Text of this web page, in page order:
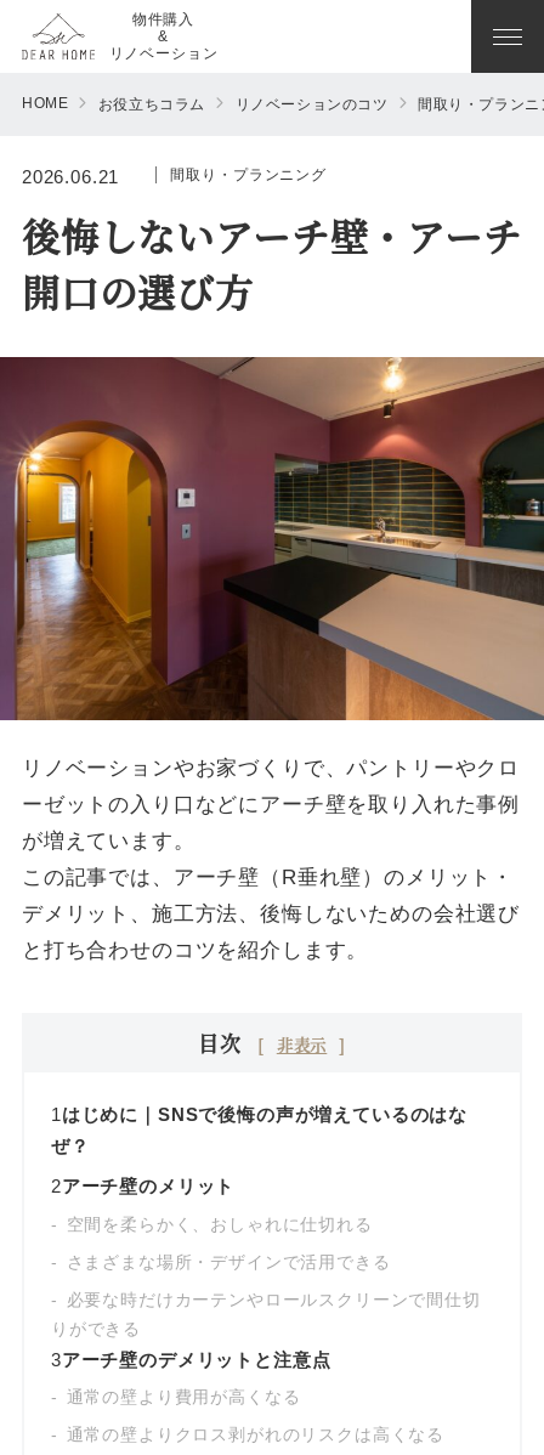
物件購入
&
リノベーション
HOME お役立ちコラム リノベーションのコツ 間取り・プランニ
2026.06.21 間取り・プランニング
後悔しないアーチ壁・アーチ
開口の選び方
リノベーションやお家づくりで、パントリーやクロ
ーゼットの入り口などにアーチ壁を取り入れた事例
が増えています。
この記事では、アーチ壁（R垂れ壁）のメリット・
デメリット、施工方法、後悔しないための会社選び
と打ち合わせのコツを紹介します。
目次 [ 非表示 ]
1はじめに｜SNSで後悔の声が増えているのはな
ぜ？
2アーチ壁のメリット
空間を柔らかく、おしゃれに仕切れる
さまざまな場所・デザインで活用できる
必要な時だけカーテンやロールスクリーンで間仕切
りができる
3アーチ壁のデメリットと注意点
通常の壁より費用が高くなる
通常の壁よりクロス剥がれのリスクは高くなる